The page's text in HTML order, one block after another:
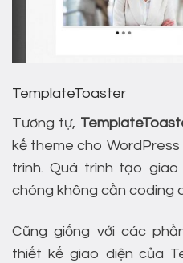
TemplateToaster
Tương tự,
kế theme cho WordPress
trình. Quá trình tạo
chóng không cần coding
Cũng giống với các
thiết kế giao diện của